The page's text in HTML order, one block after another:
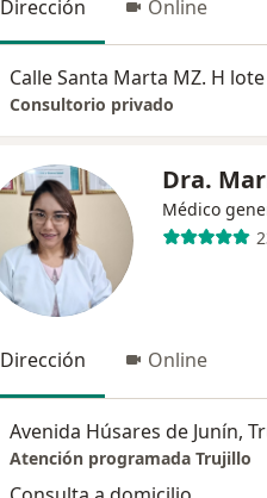
Dirección Online
Consultorio privado
Dra.
Médico
Dirección Online
Avenida Húsares de Junín,
Atención programada Trujillo